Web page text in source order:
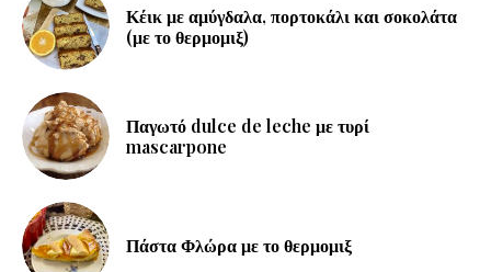
Κέικ με αμύγδαλα, πορτοκάλι και σοκολάτα
(με το θερμομιξ)
Παγωτό dulce de leche με τυρί
mascarpone
Πάστα Φλώρα με το θερμομιξ